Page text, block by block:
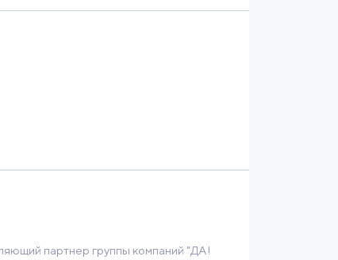
программ и инвестиционных
политики и
занимал должность
Вице-президента
Министра
и торговли
партнер группы компаний "ДА!